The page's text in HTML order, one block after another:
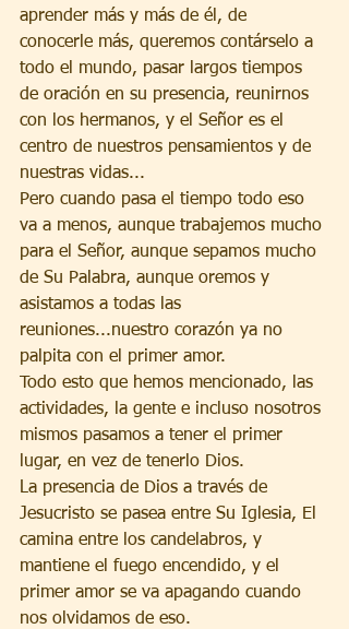
aprender más y más de él, de
conocerle más, queremos contárselo a
todo el mundo, pasar largos tiempos
de oración en su presencia, reunirnos
con los hermanos, y el Señor es el
centro de nuestros pensamientos y de
nuestras vidas...
Pero cuando pasa el tiempo todo eso
va a menos, aunque trabajemos mucho
para el Señor, aunque sepamos mucho
de Su Palabra, aunque oremos y
asistamos a todas las
reuniones...nuestro corazón ya no
palpita con el primer amor.
Todo esto que hemos mencionado, las
actividades, la gente e incluso nosotros
mismos pasamos a tener el primer
lugar, en vez de tenerlo Dios.
La presencia de Dios a través de
Jesucristo se pasea entre Su Iglesia, El
camina entre los candelabros, y
mantiene el fuego encendido, y el
primer amor se va apagando cuando
nos olvidamos de eso.